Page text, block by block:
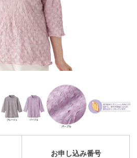
お申し込み番号